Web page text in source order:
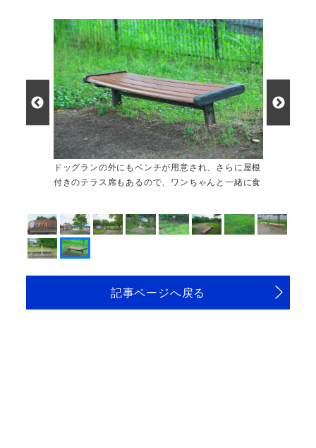
ドッグランの外にもベンチが用意され、さらに屋根
付きのテラス席もあるので、ワンちゃんと一緒に食
記事ページへ戻る